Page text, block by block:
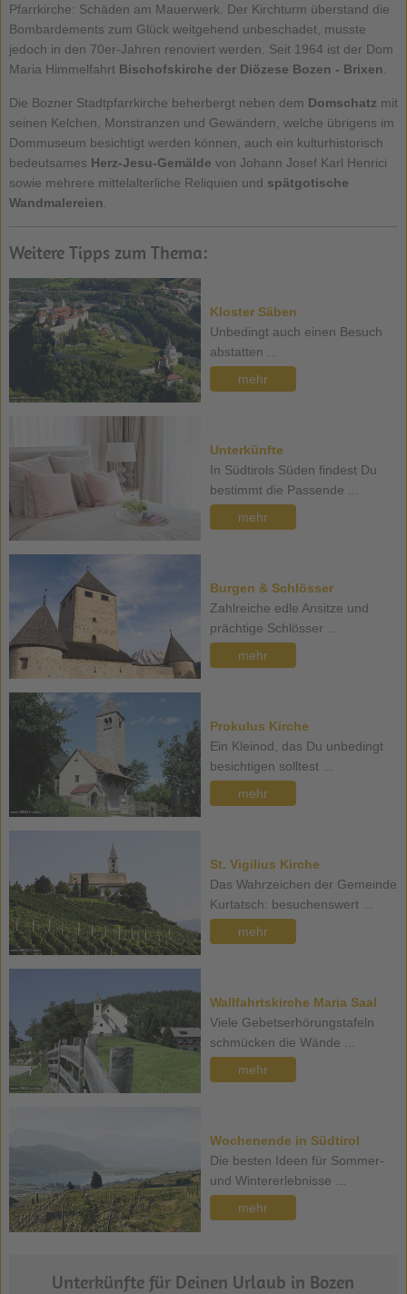
Pfarrkirche: Schäden am Mauerwerk. Der Kirchturm überstand die
Bombardements zum Glück weitgehend unbeschadet, musste
jedoch in den 70er-Jahren renoviert werden. Seit 1964 ist der Dom
Maria Himmelfahrt Bischofskirche der Diözese Bozen - Brixen
Die Bozner Stadtpfarrkirche beherbergt neben dem Domschatz mit
seinen Kelchen, Monstranzen und Gewändern, welche übrigens im
Dommuseum besichtigt werden können, auch ein kulturhistorisch
bedeutsames Herz-Jesu-Gemälde von Johann Josef Karl Henrici
sowie mehrere mittelalterliche Reliquien und spätgotische
Wandmalereien
Weitere Tipps zum Thema:
Kloster Säben
Unbedingt auch einen Besuch
abstatten ...
mehr
Unterkünfte
In Südtirols Süden findest Du
bestimmt die Passende ...
mehr
Burgen & Schlösser
Zahlreiche edle Ansitze und
prächtige Schlösser ...
mehr
Prokulus Kirche
Ein Kleinod, das Du unbedingt
besichtigen solltest ...
mehr
St. Vigilius Kirche
Das Wahrzeichen der Gemeinde
Kurtatsch: besuchenswert ...
mehr
Wallfahrtskirche Maria Saal
Viele Gebetserhörungstafeln
schmücken die Wände ...
mehr
Wochenende in Südtirol
Die besten Ideen für Sommer-
und Wintererlebnisse ...
mehr
Unterkünfte für Deinen Urlaub in Bozen